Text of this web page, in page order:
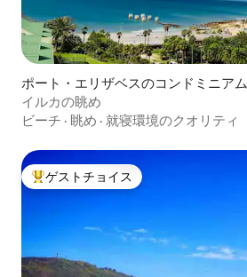
ポート・エリザベスのコンドミニアム
イルカの眺め
ビーチ · 眺め · 就寝環境のクオリティ
大好評のゲストチョイスです。
ゲストチョイス